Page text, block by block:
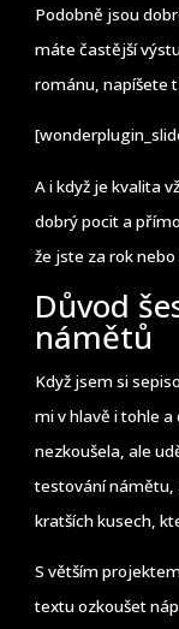
Podobně jsou
máte častější
románu, napíšete
A i když je kvalita
dobrý pocit a
že jste za rok
Důvod
námětů
Když jsem si
mi v hlavě i tohle
nezkoušela, ale
testování námětu,
kratších kusech,
S větším
textu ozkoušet